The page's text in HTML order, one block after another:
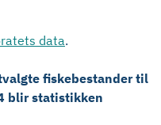
data.
fiskebestander til
blir statistikken